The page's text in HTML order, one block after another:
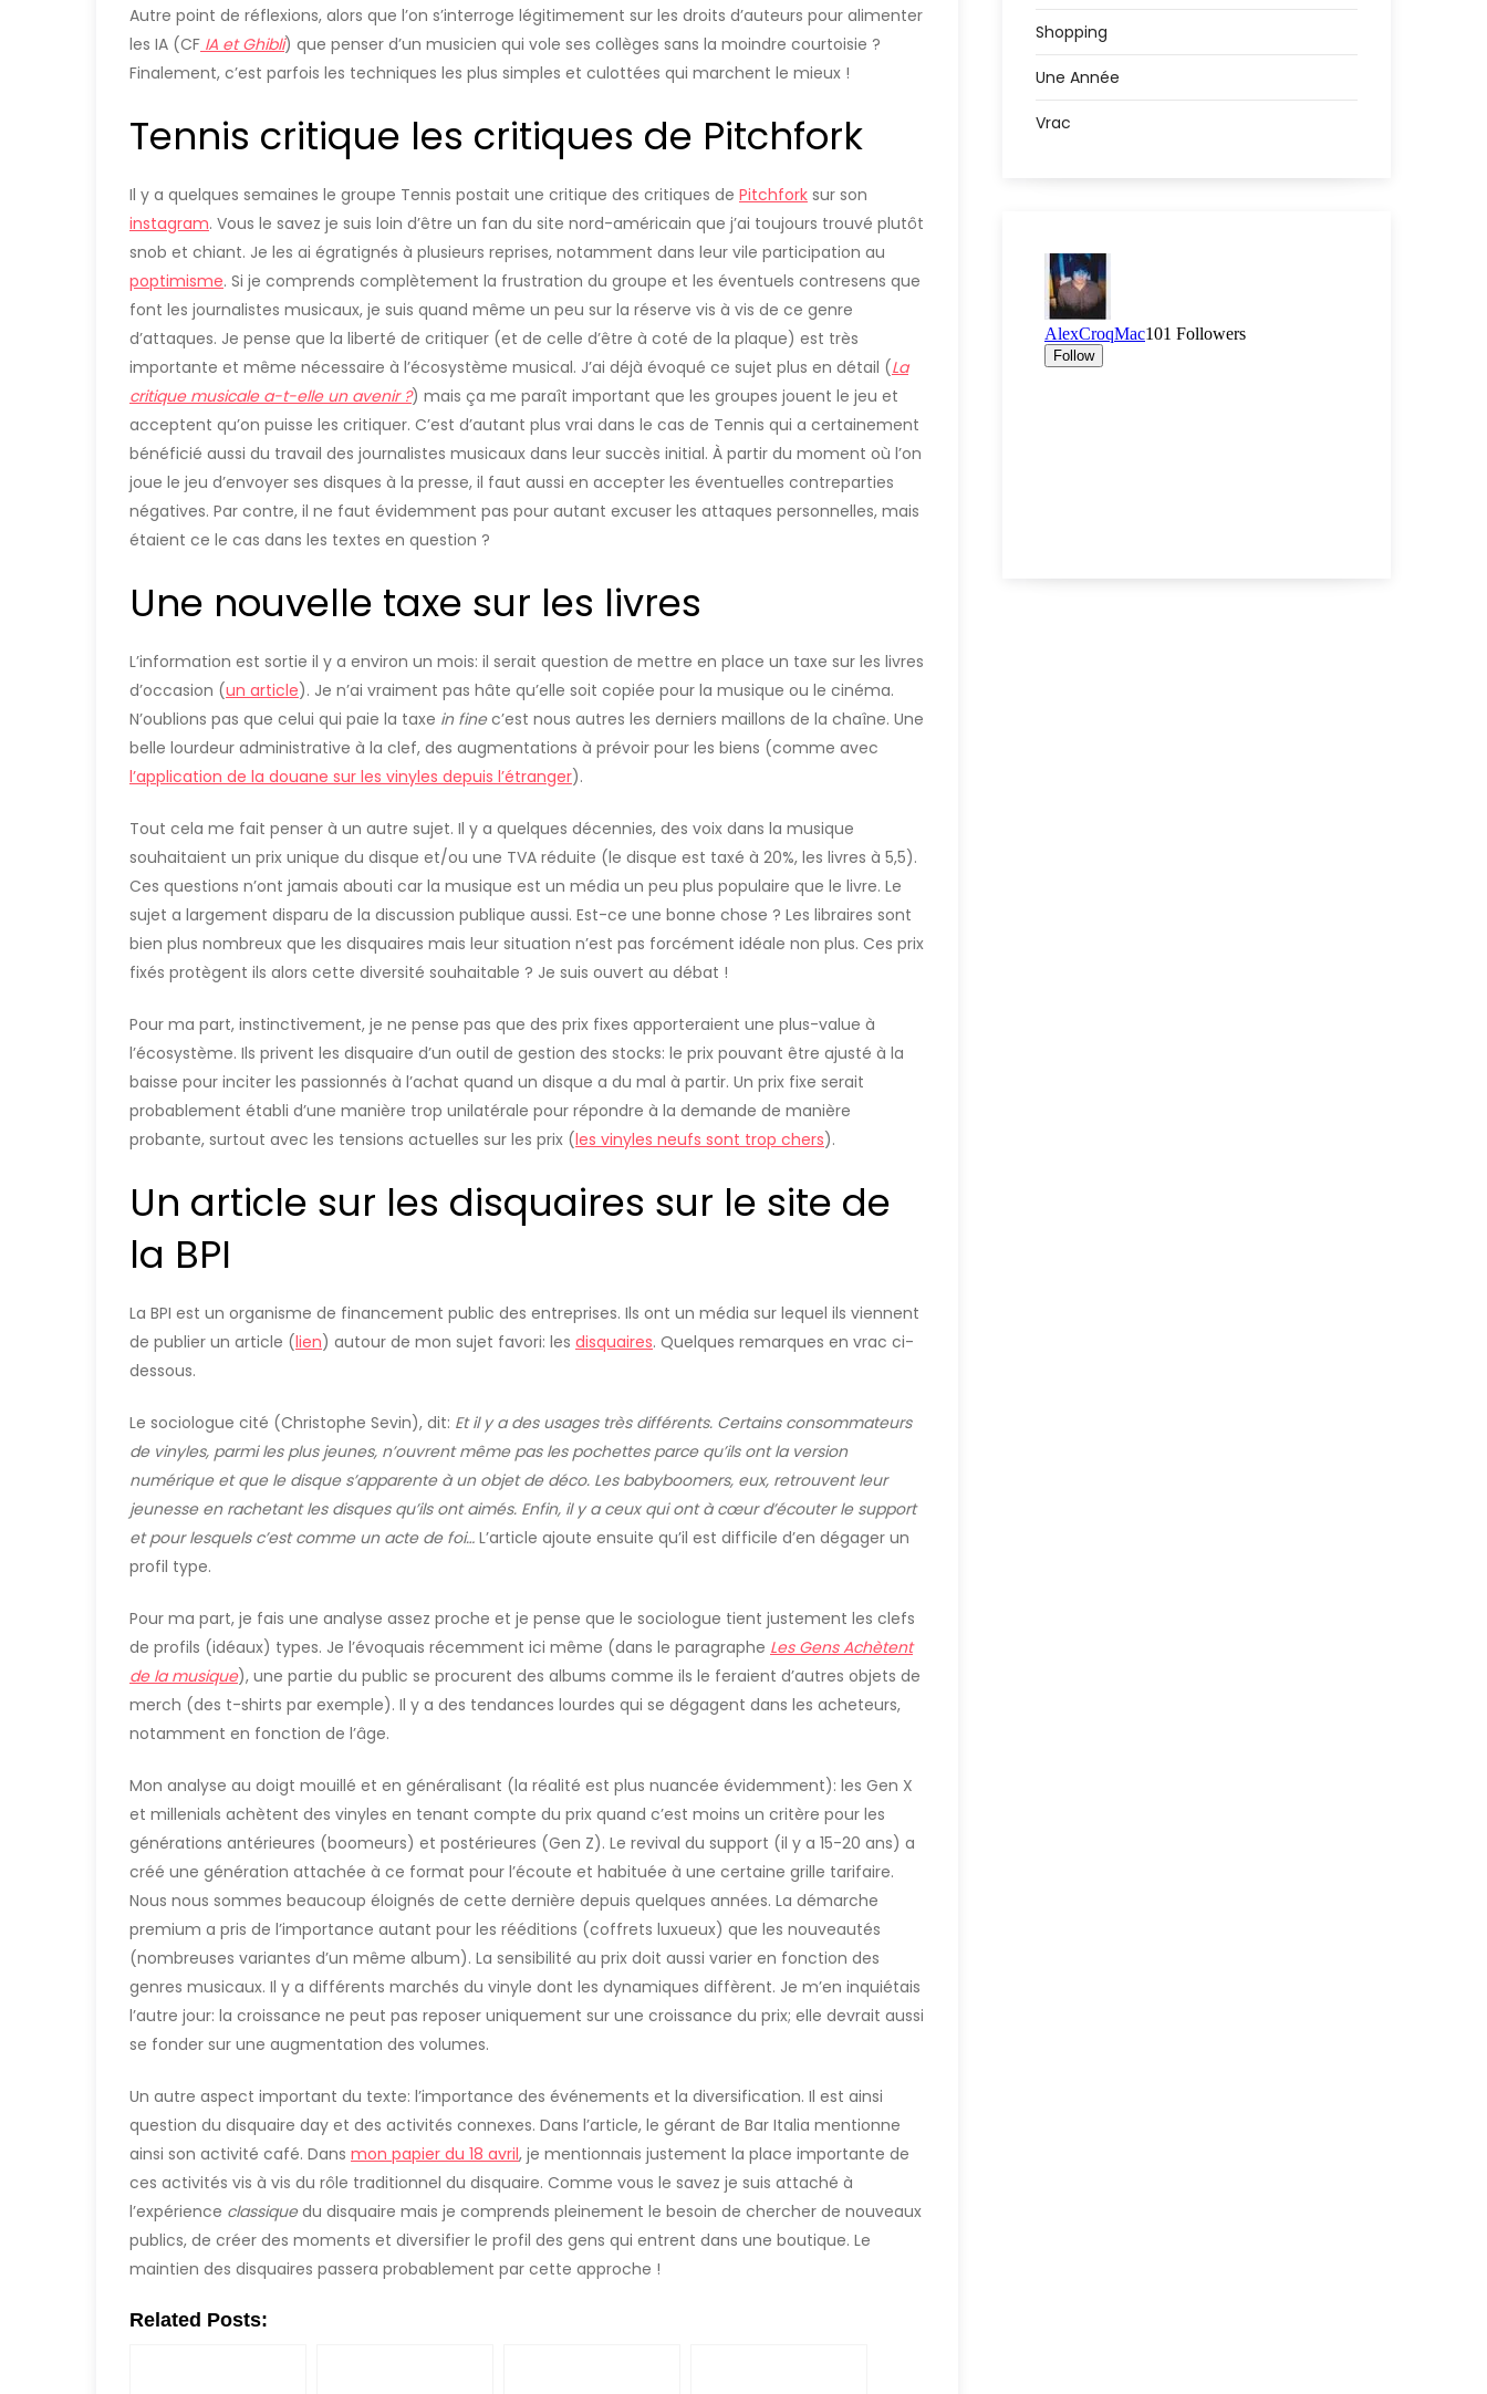
Autre point de réflexions, alors que l’on s’interroge légitimement sur les droits d’auteurs pour alimenter
les IA (CF IA et Ghibli) que penser d’un musicien qui vole ses collèges sans la moindre courtoisie ?
Finalement, c’est parfois les techniques les plus simples et culottées qui marchent le mieux !
Tennis critique les critiques de Pitchfork
Il y a quelques semaines le groupe Tennis postait une critique des critiques de Pitchfork sur son
instagram. Vous le savez je suis loin d’être un fan du site nord-américain que j’ai toujours trouvé plutôt
snob et chiant. Je les ai égratignés à plusieurs reprises, notamment dans leur vile participation au
poptimisme. Si je comprends complètement la frustration du groupe et les éventuels contresens que
font les journalistes musicaux, je suis quand même un peu sur la réserve vis à vis de ce genre
d’attaques. Je pense que la liberté de critiquer (et de celle d’être à coté de la plaque) est très
importante et même nécessaire à l’écosystème musical. J’ai déjà évoqué ce sujet plus en détail (La
critique musicale a-t-elle un avenir ?) mais ça me paraît important que les groupes jouent le jeu et
acceptent qu’on puisse les critiquer. C’est d’autant plus vrai dans le cas de Tennis qui a certainement
bénéficié aussi du travail des journalistes musicaux dans leur succès initial. À partir du moment où l’on
joue le jeu d’envoyer ses disques à la presse, il faut aussi en accepter les éventuelles contreparties
négatives. Par contre, il ne faut évidemment pas pour autant excuser les attaques personnelles, mais
étaient ce le cas dans les textes en question ?
Une nouvelle taxe sur les livres
L’information est sortie il y a environ un mois: il serait question de mettre en place un taxe sur les livres
d’occasion (un article). Je n’ai vraiment pas hâte qu’elle soit copiée pour la musique ou le cinéma.
N’oublions pas que celui qui paie la taxe in finec’est nous autres les derniers maillons de la chaîne. Une
belle lourdeur administrative à la clef, des augmentations à prévoir pour les biens (comme avec
l’application de la douane sur les vinyles depuis l’étranger).
Tout cela me fait penser à un autre sujet. Il y a quelques décennies, des voix dans la musique
souhaitaient un prix unique du disque et/ou une TVA réduite (le disque est taxé à 20%, les livres à 5,5).
Ces questions n’ont jamais abouti car la musique est un média un peu plus populaire que le livre. Le
sujet a largement disparu de la discussion publique aussi. Est-ce une bonne chose ? Les libraires sont
bien plus nombreux que les disquaires mais leur situation n’est pas forcément idéale non plus. Ces prix
fixés protègent ils alors cette diversité souhaitable ? Je suis ouvert au débat !
Pour ma part, instinctivement, je ne pense pas que des prix fixes apporteraient une plus-value à
l’écosystème. Ils privent les disquaire d’un outil de gestion des stocks: le prix pouvant être ajusté à la
baisse pour inciter les passionnés à l’achat quand un disque a du mal à partir. Un prix fixe serait
probablement établi d’une manière trop unilatérale pour répondre à la demande de manière
probante, surtout avec les tensions actuelles sur les prix (les vinyles neufs sont trop chers).
Un article sur les disquaires sur le site de
la BPI
La BPI est un organisme de financement public des entreprises. Ils ont un média sur lequel ils viennent
de publier un article (lien) autour de mon sujet favori: les disquaires. Quelques remarques en vrac ci-
dessous.
Le sociologue cité (Christophe Sevin), dit: Et il y a des usages très différents. Certains consommateurs
de vinyles, parmi les plus jeunes, n’ouvrent même pas les pochettes parce qu’ils ont la version
numérique et que le disque s’apparente à un objet de déco. Les babyboomers, eux, retrouvent leur
jeunesse en rachetant les disques qu’ils ont aimés. Enfin, il y a ceux qui ont à cœur d’écouter le support
et pour lesquels c’est comme un acte de foi… L’article ajoute ensuite qu’il est difficile d’en dégager un
profil type.
Pour ma part, je fais une analyse assez proche et je pense que le sociologue tient justement les clefs
de profils (idéaux) types. Je l’évoquais récemment ici même (dans le paragraphe Les Gens Achètent
de la musique), une partie du public se procurent des albums comme ils le feraient d’autres objets de
merch (des t-shirts par exemple). Il y a des tendances lourdes qui se dégagent dans les acheteurs,
notamment en fonction de l’âge.
Mon analyse au doigt mouillé et en généralisant (la réalité est plus nuancée évidemment): les Gen X
et millenials achètent des vinyles en tenant compte du prix quand c’est moins un critère pour les
générations antérieures (boomeurs) et postérieures (Gen Z). Le revival du support (il y a 15-20 ans) a
créé une génération attachée à ce format pour l’écoute et habituée à une certaine grille tarifaire.
Nous nous sommes beaucoup éloignés de cette dernière depuis quelques années. La démarche
premium a pris de l’importance autant pour les rééditions (coffrets luxueux) que les nouveautés
(nombreuses variantes d’un même album). La sensibilité au prix doit aussi varier en fonction des
genres musicaux. Il y a différents marchés du vinyle dont les dynamiques diffèrent. Je m’en inquiétais
l’autre jour: la croissance ne peut pas reposer uniquement sur une croissance du prix; elle devrait aussi
se fonder sur une augmentation des volumes.
Un autre aspect important du texte: l’importance des événements et la diversification. Il est ainsi
question du disquaire day et des activités connexes. Dans l’article, le gérant de Bar Italia mentionne
ainsi son activité café. Dans mon papier du 18 avril, je mentionnais justement la place importante de
ces activités vis à vis du rôle traditionnel du disquaire. Comme vous le savez je suis attaché à
l’expérience classiquedu disquaire mais je comprends pleinement le besoin de chercher de nouveaux
publics, de créer des moments et diversifier le profil des gens qui entrent dans une boutique. Le
maintien des disquaires passera probablement par cette approche !
Related Posts:
Shopping
Une Année
Vrac